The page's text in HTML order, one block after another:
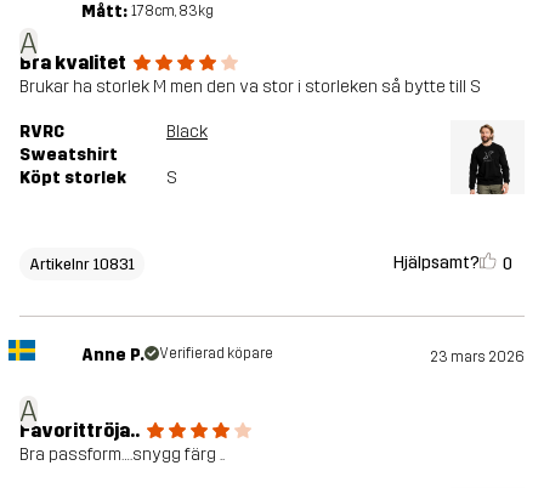
A
Mått: 178cm, 83kg
Bra kvalitet
Brukar ha storlek M men den va stor i storleken så bytte till S
RVRC
Sweatshirt
Black
Köpt storlek S
Artikelnr 10831 Hjälpsamt? 0
A
Anne P. Verifierad köpare 23 mars 2026
Favorittröja..
Bra passform….snygg färg ..